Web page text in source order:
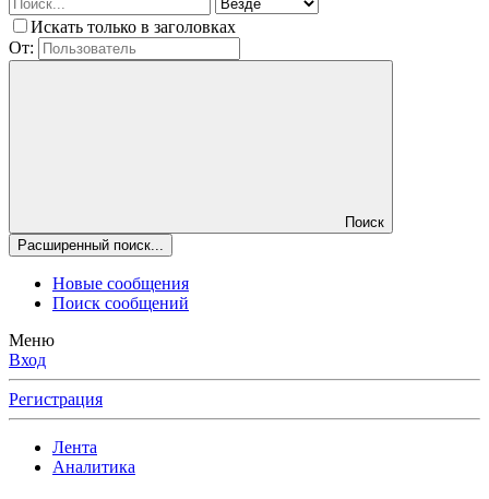
Искать только в заголовках
От:
Поиск
Расширенный поиск...
Новые сообщения
Поиск сообщений
Меню
Вход
Регистрация
Лента
Аналитика